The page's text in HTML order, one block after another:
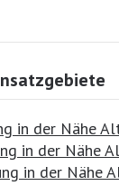
in der Nähe
in der Nähe
in der Nähe